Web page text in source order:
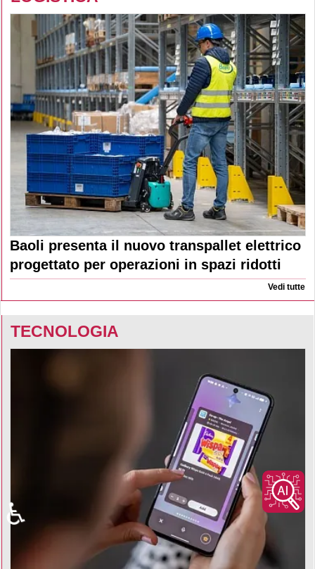
Baoli presenta il nuovo transpallet elettrico
progettato per operazioni in spazi ridotti
Vedi tutte
TECNOLOGIA